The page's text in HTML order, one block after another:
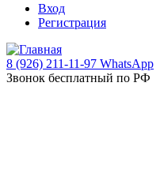
Вход
Регистрация
8 (926) 211-11-97 WhatsApp
Звонок бесплатный по РФ